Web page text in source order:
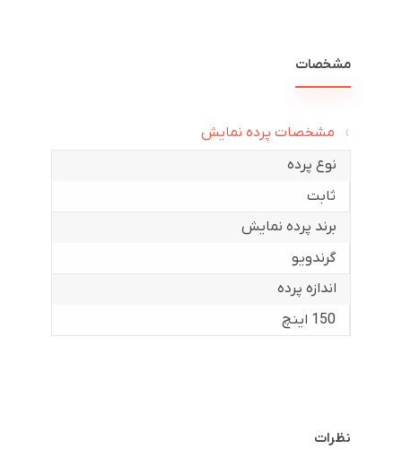
مشخصات
مشخصات پرده نمایش
نوع پرده
ثابت
برند پرده نمایش
گرندویو
اندازه پرده
150 اینچ
نظرات